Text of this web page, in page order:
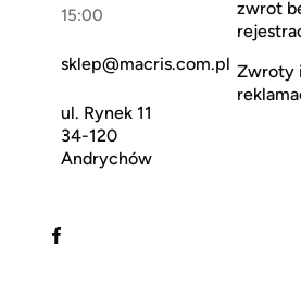
15:00
sklep@macris.com.pl
ul. Rynek 11
34-120
Andrychów
zwrot
Zwroty i